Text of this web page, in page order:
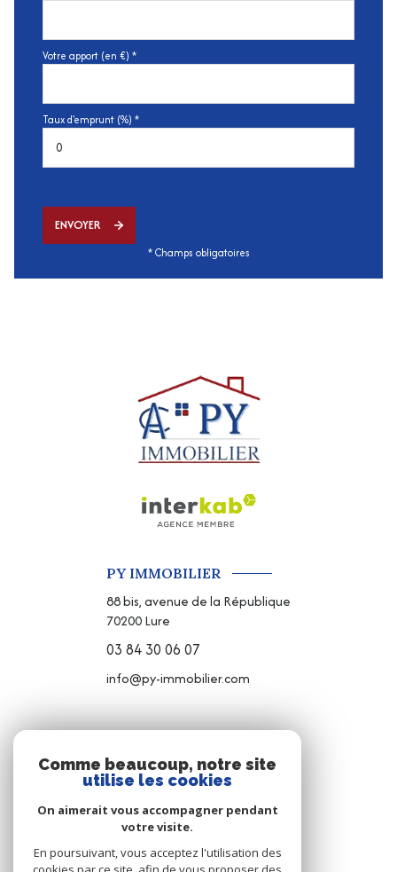
Votre apport (en €) *
Taux d'emprunt (%) *
ENVOYER
* Champs obligatoires
PY IMMOBILIER
88 bis, avenue de la République
70200Lure
03 84 30 06 07
info@py-immobilier.com
NOUS SUIVRE
Comme beaucoup, notre site
utilise les cookies
On aimerait vous accompagner pendant
votre visite.
En poursuivant, vous acceptez l'utilisation des